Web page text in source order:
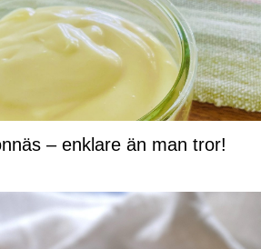
– enklare än man tror!